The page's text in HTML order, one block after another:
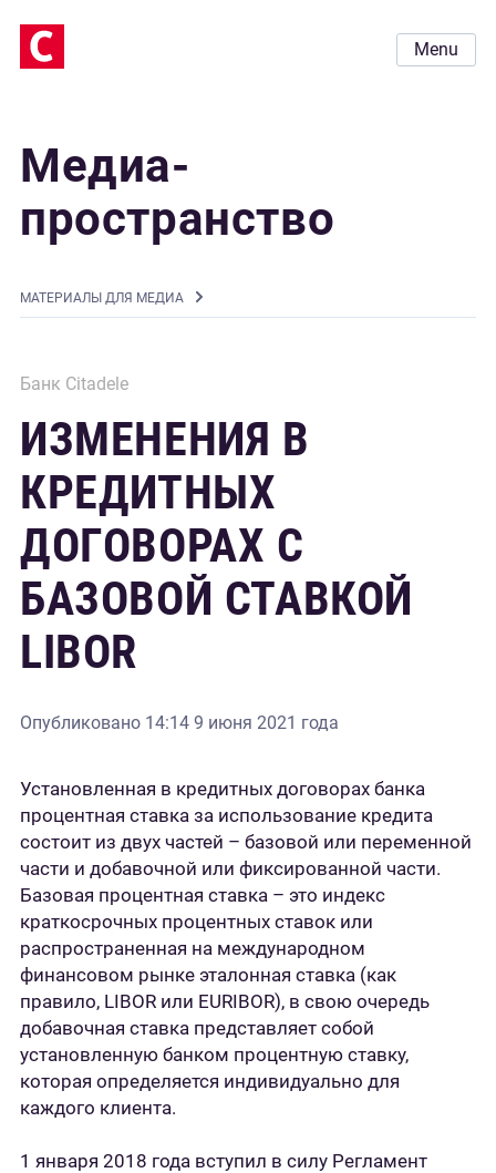
Menu
Медиа-
пространство
MАТЕРИАЛЫ ДЛЯ МЕДИА
Банк Citadele
ИЗМЕНЕНИЯ В
КРЕДИТНЫХ
ДОГОВОРАХ С
БАЗОВОЙ СТАВКОЙ
LIBOR
Опубликовано 14:14 9 июня 2021 года
Установленная в кредитных договорах банка
процентная ставка за использование кредита
состоит из двух частей – базовой или переменной
части и добавочной или фиксированной части.
Базовая процентная ставка – это индекс
краткосрочных процентных ставок или
распространенная на международном
финансовом рынке эталонная ставка (как
правило, LIBOR или EURIBOR), в свою очередь
добавочная ставка представляет собой
установленную банком процентную ставку,
которая определяется индивидуально для
каждого клиента.
1 января 2018 года вступил в силу Регламент